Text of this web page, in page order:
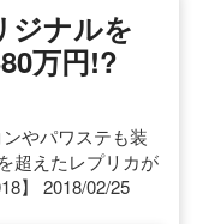
ジナルを
万円!?
やパワステも装
超えたレプリカが
】 2018/02/25